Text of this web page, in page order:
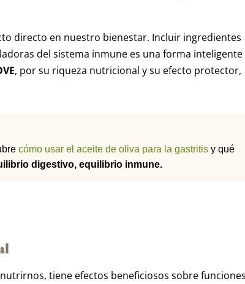
directo en nuestro bienestar. Incluir ingredientes
del sistema inmune es una forma inteligente
, por su riqueza nutricional y su efecto protector,
cómo usar el aceite de oliva para la gastritis y qué
digestivo, equilibrio inmune.
tiene efectos beneficiosos sobre